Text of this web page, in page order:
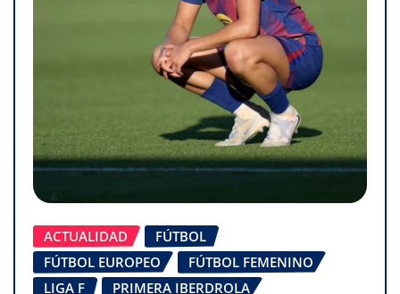
ACTUALIDAD
FÚTBOL
FÚTBOL EUROPEO
FÚTBOL FEMENINO
LIGA F
PRIMERA IBERDROLA